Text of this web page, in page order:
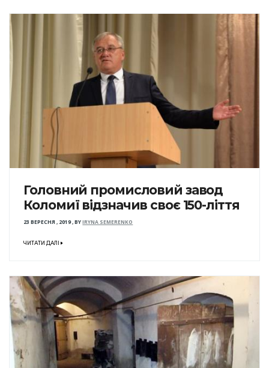
Головний промисловий завод
Коломиї відзначив своє 150-ліття
23 ВЕРЕСНЯ , 2019,BYIRYNA SEMERENKO
ЧИТАТИ ДАЛІ